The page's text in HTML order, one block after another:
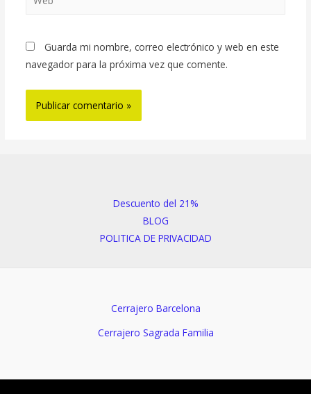
Guarda mi nombre, correo electrónico y web en este
navegador para la próxima vez que comente.
Descuento del 21%
BLOG
POLITICA DE PRIVACIDAD
Cerrajero Barcelona
Cerrajero Sagrada Familia